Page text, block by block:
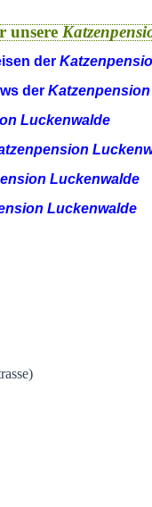
unsere
der
der
Luckenwalde
Luckenwalde
Luckenwalde